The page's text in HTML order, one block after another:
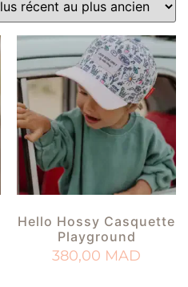
Hello Hossy Casquette
Playground
380,00 MAD